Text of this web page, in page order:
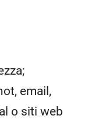
email,
o siti web